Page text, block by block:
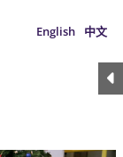
English 中文